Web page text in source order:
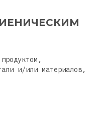
и/или материалов,